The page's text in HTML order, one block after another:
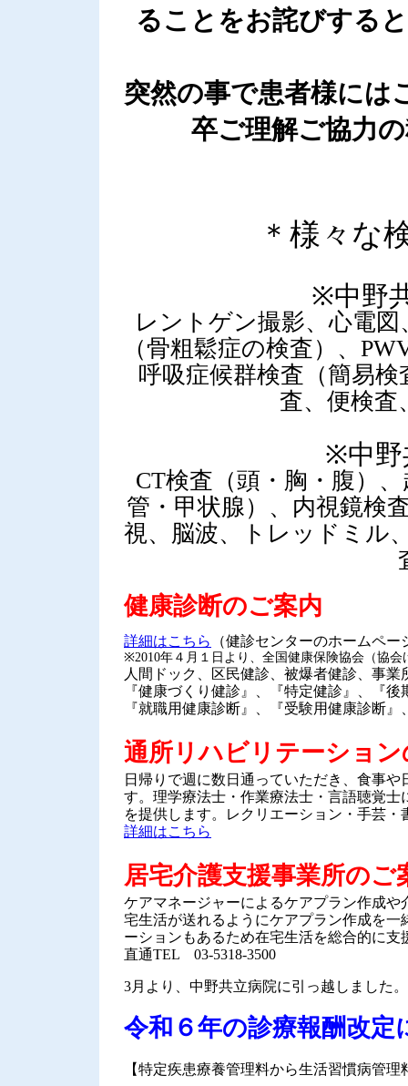
ることをお詫びする
突然の事で患者様には
卒ご理解ご協力
＊様々な
※中野
レントゲン撮影、心電
（骨粗鬆症の検査）、
呼吸症候群検査（簡易
査、便検査
※中野
CT検査（頭・胸・腹）
管・甲状腺）、内視鏡検
視、脳波、トレッドミル
健康診断のご案内
詳細はこちら （健診センターのホームペ
※2010年４月１日より、全国健康保険協会（協
人間ドック、区民健診、被爆者健診、事
『健康づくり健診』、『特定健診』、『
『就職用健康診断』、『受験用健康診断
通所リハビリテーショ
日帰りで週に数日通っていただき、食事
す。理学療法士・作業療法士・言語聴覚
を提供します。レクリエーション・手芸
詳細はこちら
居宅介護支援事業所のご
ケアマネージャーによるケアプラン作成
宅生活が送れるようにケアプラン作成を
ーションもあるため在宅生活を総合的に支
直通TEL 03-5318-3500
3月より、中野共立病院に引っ越しました。
令和６年の診療報酬改定
【特定疾患療養管理料から生活習慣病管